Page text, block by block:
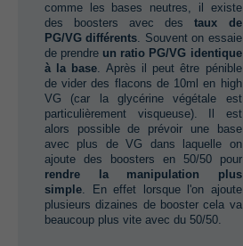
comme les bases neutres,‭ ‬il existe
des boosters avec des‭ ‬taux de
PG/VG différents.‭ ‬Souvent on essaie
de prendre‭ ‬ un ratio PG/VG identique
à la base.‭ ‬Après il peut être pénible
de vider des flacons de‭ ‬10ml en high
VG‭ (‬car la glycérine végétale est
particulièrement visqueuse‭)‬.‭ ‬Il est
alors possible de prévoir une base
avec plus de VG dans laquelle on
ajoute des boosters en‭ ‬50/50‭ ‬pour
rendre la manipulation plus
simple.‭ ‬En effet lorsque l'on ajoute
plusieurs dizaines de booster cela va
beaucoup plus vite avec du‭ ‬50/50.